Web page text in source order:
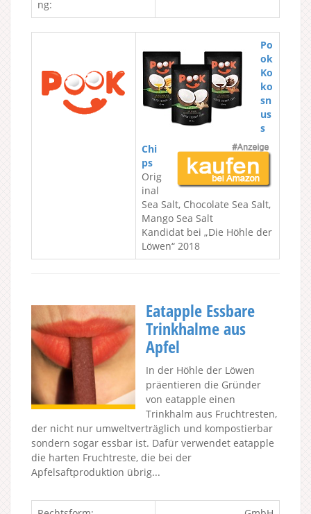
ng:
Po
ok
Ko
ko
sn
us
s
Chi
ps
Orig
inal
Sea Salt, Chocolate Sea Salt,
Mango Sea Salt
Kandidat bei „Die Höhle der
Löwen“ 2018
Eatapple Essbare
Trinkhalme aus
Apfel
In der Höhle der Löwen
präentieren die Gründer
von eatapple einen
Trinkhalm aus Fruchtresten,
der nicht nur umweltverträglich und kompostierbar
sondern sogar essbar ist. Dafür verwendet eatapple
die harten Fruchtreste, die bei der
Apfelsaftproduktion übrig...